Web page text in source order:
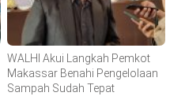
WALHI Akui Langkah Pemkot
Makassar Benahi Pengelolaan
Sampah Sudah Tepat